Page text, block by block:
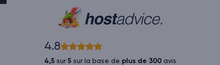
4.8
4,5sur 5sur la base de plus de 300avis